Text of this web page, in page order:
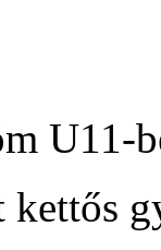
U11-
kettős